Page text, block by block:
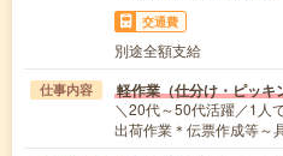
交通費
別途全額支給
仕事内容 軽作業（仕分け・ピッキ
＼20代～50代活躍／1人
出荷作業＊伝票作成等～